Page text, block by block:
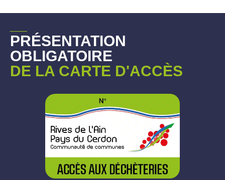
PRÉSENTATION
OBLIGATOIRE
DE LA CARTE D'ACCÈS